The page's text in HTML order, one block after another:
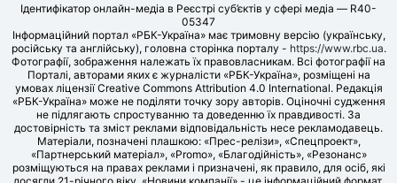
Ідентифікатор онлайн-медіа в Реєстрі суб’єктів у сфері медіа — R40-
05347
Інформаційний портал «РБК-Україна» має тримовну версію (українську,
російську та англійську), головна сторінка порталу - https://www.rbc.ua.
Фотографії, зображення належать їх правовласникам. Всі фотографії на
Порталі, авторами яких є журналісти «РБК-Україна», розміщені на
умовах ліцензії Creative Commons Attribution 4.0 International. Редакція
«РБК-Україна» може не поділяти точку зору авторів. Оціночні судження
не підлягають спростуванню та доведенню їх правдивості. За
достовірність та зміст реклами відповідальність несе рекламодавець.
Матеріали, позначені плашкою: «Прес-релізи», «Спецпроект»,
«Партнерський матеріал», «Promo», «Благодійність», «Резонанс»
розміщуються на правах реклами і призначені, як правило, для осіб, які